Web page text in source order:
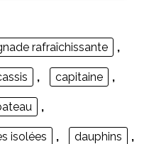
rafraîchissante ,
, capitaine ,
,
isolées , dauphins ,